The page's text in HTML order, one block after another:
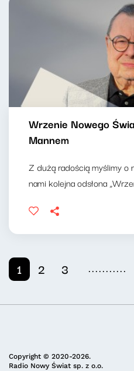
Wrzenie Nowego
Mannem
Z dużą radością myślimy o
nami kolejna odsłona
1 2 3 ...........
Copyright © 2020-2026.
Radio Nowy Świat sp. z o.o.